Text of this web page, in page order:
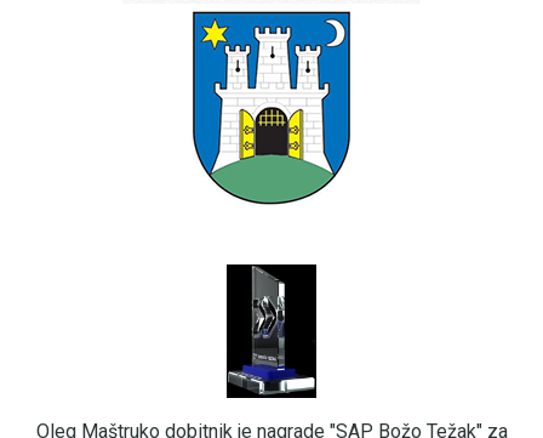
Oleg Maštruko dobitnik je nagrade "SAP Božo Težak" za